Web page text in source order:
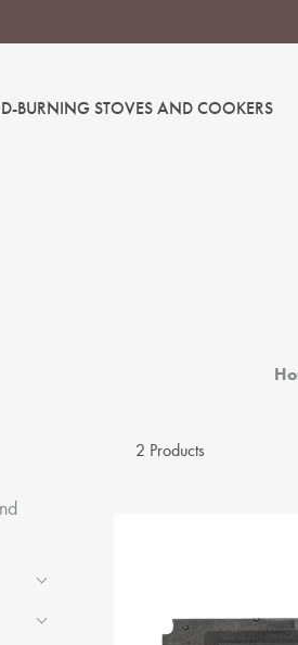
BURNING STOVES AND COOKERS
2 Products